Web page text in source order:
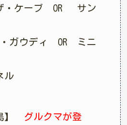
・ケーブ OR サン
ガウディ OR ミニ
ル
】 グルクマが登